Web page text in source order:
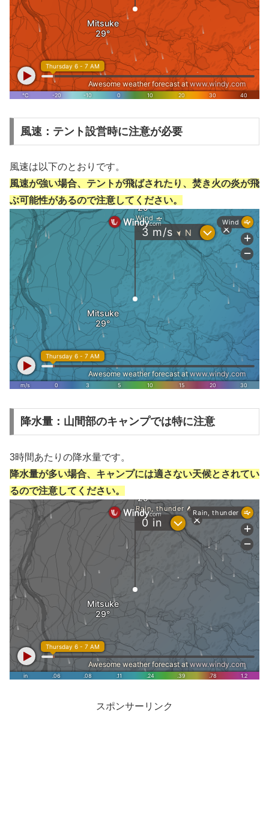
風速：テント設営時に注意が必要
風速は以下のとおりです。
風速が強い場合、テントが飛ばされたり、焚き火の炎が飛
ぶ可能性があるので注意してください。
降水量：山間部のキャンプでは特に注意
3時間あたりの降水量です。
降水量が多い場合、キャンプには適さない天候とされてい
るので注意してください。
スポンサーリンク